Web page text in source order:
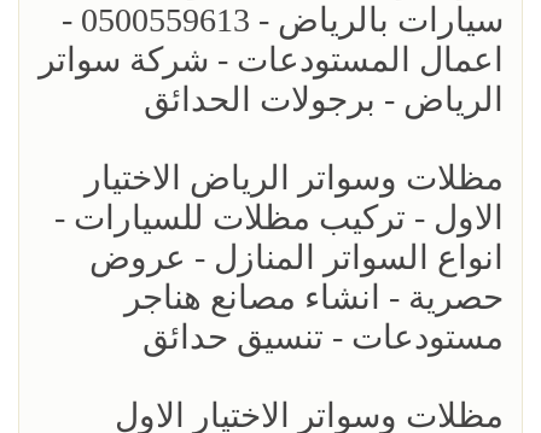
سيارات بالرياض - 0500559613 -
اعمال المستودعات - شركة سواتر
الرياض - برجولات الحدائق
مظلات وسواتر الرياض الاختيار
الاول - تركيب مظلات للسيارات -
انواع السواتر المنازل - عروض
حصرية - انشاء مصانع هناجر
مستودعات - تنسيق حدائق
مظلات وسواتر الاختيار الاول